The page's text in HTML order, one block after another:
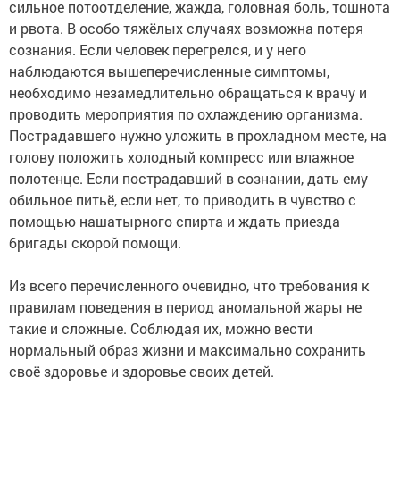
сильное потоотделение, жажда, головная боль, тошнота
и рвота. В особо тяжёлых случаях возможна потеря
сознания. Если человек перегрелся, и у него
наблюдаются вышеперечисленные симптомы,
необходимо незамедлительно обращаться к врачу и
проводить мероприятия по охлаждению организма.
Пострадавшего нужно уложить в прохладном месте, на
голову положить холодный компресс или влажное
полотенце. Если пострадавший в сознании, дать ему
обильное питьё, если нет, то приводить в чувство с
помощью нашатырного спирта и ждать приезда
бригады скорой помощи.
Из всего перечисленного очевидно, что требования к
правилам поведения в период аномальной жары не
такие и сложные. Соблюдая их, можно вести
нормальный образ жизни и максимально сохранить
своё здоровье и здоровье своих детей.